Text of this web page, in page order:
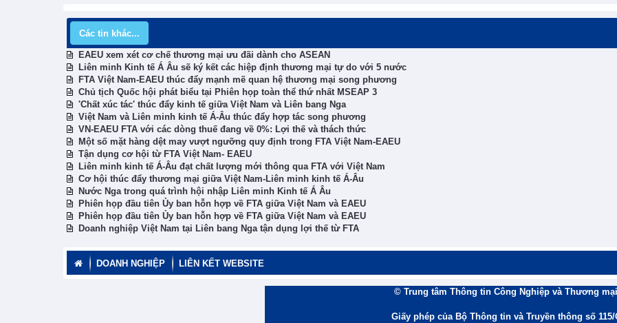
Các tin khác...
EAEU xem xét cơ chế thương mại ưu đãi dành cho ASEAN
Liên minh Kinh tế Á Âu sẽ ký kết các hiệp định thương mại tự do với 5 nước
FTA Việt Nam-EAEU thúc đẩy mạnh mẽ quan hệ thương mại song phương
Chủ tịch Quốc hội phát biểu tại Phiên họp toàn thể thứ nhất MSEAP 3
'Chất xúc tác' thúc đẩy kinh tế giữa Việt Nam và Liên bang Nga
Việt Nam và Liên minh kinh tế Á-Âu thúc đẩy hợp tác song phương
VN-EAEU FTA với các dòng thuế đang về 0%: Lợi thế và thách thức
Một số mặt hàng dệt may vượt ngưỡng quy định trong FTA Việt Nam-EAEU
Tận dụng cơ hội từ FTA Việt Nam- EAEU
Liên minh kinh tế Á-Âu đạt chất lượng mới thông qua FTA với Việt Nam
Cơ hội thúc đẩy thương mại giữa Việt Nam-Liên minh kinh tế Á-Âu
Nước Nga trong quá trình hội nhập Liên minh Kinh tế Á Âu
Phiên họp đầu tiên Ủy ban hỗn hợp về FTA giữa Việt Nam và EAEU
Phiên họp đầu tiên Ủy ban hỗn hợp về FTA giữa Việt Nam và EAEU
Doanh nghiệp Việt Nam tại Liên bang Nga tận dụng lợi thế từ FTA
DOANH NGHIỆP LIÊN KẾT WEBSITE
© Trung tâm Thông tin Công Nghiệp và Thương
Giấy phép của Bộ Thông tin và Truyền thông số 115/